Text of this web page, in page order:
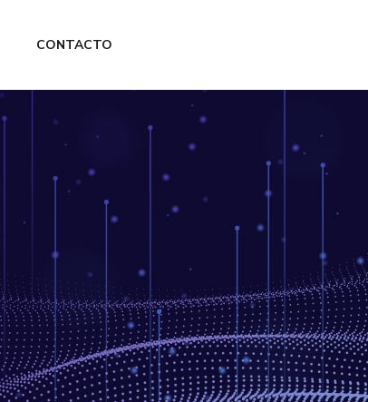
CONTACTO